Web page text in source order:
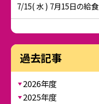
7/15( 水 ) 7月15日の給食
過去記事
2026年度
2025年度